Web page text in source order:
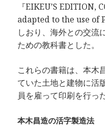
『EIKEU’S EDITION,
adapted to the use of
しおり、海外との交流
ための教科書とした。
これらの書籍は、本木
ていた土地と建物に活
員を雇って印刷を行っ
本木昌造の活字製造法